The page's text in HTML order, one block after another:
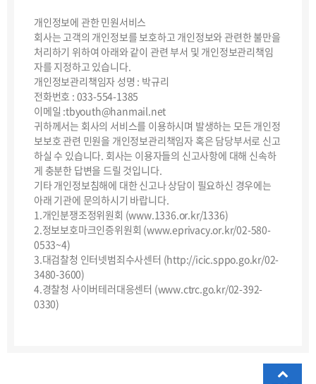
개인정보에 관한 민원서비스
회사는 고객의 개인정보를 보호하고 개인정보와 관련한 불만을
처리하기 위하여 아래와 같이 관련 부서 및 개인정보관리책임
자를 지정하고 있습니다.
개인정보관리책임자 성명 : 박규리
전화번호 : 033-554-1385
이메일 :tbyouth@hanmail.net
귀하께서는 회사의 서비스를 이용하시며 발생하는 모든 개인정
보보호 관련 민원을 개인정보관리책임자 혹은 담당부서로 신고
하실 수 있습니다. 회사는 이용자들의 신고사항에 대해 신속하
게 충분한 답변을 드릴 것입니다.
기타 개인정보침해에 대한 신고나 상담이 필요하신 경우에는
아래 기관에 문의하시기 바랍니다.
1.개인분쟁조정위원회 (www.1336.or.kr/1336)
2.정보보호마크인증위원회 (www.eprivacy.or.kr/02-580-
0533~4)
3.대검찰청 인터넷범죄수사센터 (http://icic.sppo.go.kr/02-
3480-3600)
4.경찰청 사이버테러대응센터 (www.ctrc.go.kr/02-392-
0330)